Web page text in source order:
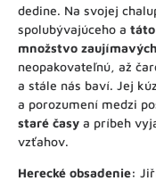
dedine. Na svojej
spolubývajúceho a táto
množstvo
neopakovateľnú, až
a stále nás baví. Jej
a porozumení medzi
staré časy a príbeh
vzťahov.
Herecké obsadenie: